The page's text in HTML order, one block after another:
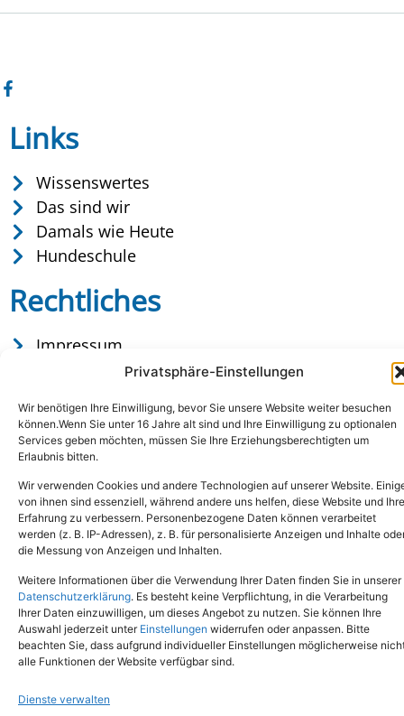
Privatsphäre-Einstellungen
Wir benötigen Ihre Einwilligung, bevor Sie unsere Website weiter besuchen
können.Wenn Sie unter 16 Jahre alt sind und Ihre Einwilligung zu optionalen
Services geben möchten, müssen Sie Ihre Erziehungsberechtigten um
Erlaubnis bitten.
Wir verwenden Cookies und andere Technologien auf unserer Website.
von ihnen sind essenziell, während andere uns helfen, diese Website und Ihre
Erfahrung zu verbessern. Personenbezogene Daten können verarbeitet
werden (z. B. IP-Adressen), z. B. für personalisierte Anzeigen und Inhalte
die Messung von Anzeigen und Inhalten.
Weitere Informationen über die Verwendung Ihrer Daten finden Sie in unserer
Datenschutzerklärung. Es besteht keine Verpflichtung, in die Verarbeitung
Ihrer Daten einzuwilligen, um dieses Angebot zu nutzen. Sie können Ihre
Auswahl jederzeit unter Einstellungen widerrufen oder anpassen. Bitte
beachten Sie, dass aufgrund individueller Einstellungen möglicherweise
alle Funktionen der Website verfügbar sind.
Dienste verwalten
Links
Wissenswertes
Das sind wir
Damals wie Heute
Hundeschule
Rechtliches
Impressum
Datenschutz
Copyright © 2024. Alle Rechte vorbehalten.
Tel.: (02651) - 77438info@tierheim-mayen.de
In der Pluns 1, 56727 Mayen